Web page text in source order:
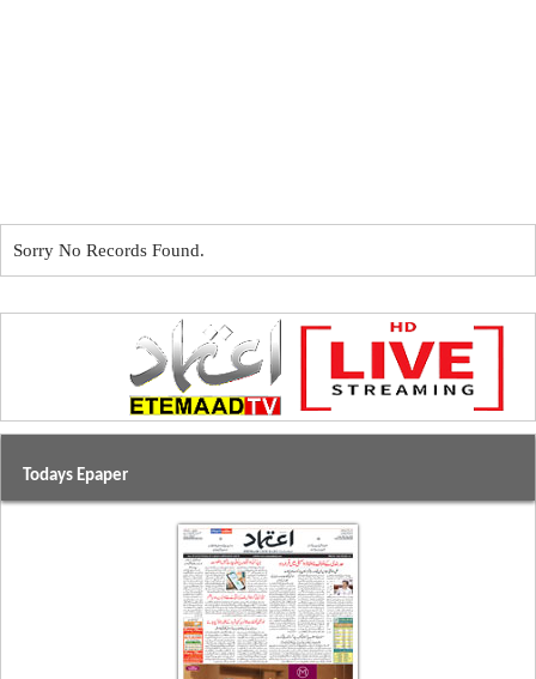
Sorry No Records Found.
Todays Epaper